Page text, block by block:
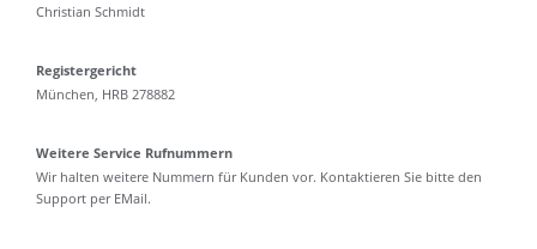
Christian Schmidt
Registergericht
München, HRB 278882
Weitere Service Rufnummern
Wir halten weitere Nummern für Kunden vor. Kontaktieren Sie bitte den
Support per EMail.